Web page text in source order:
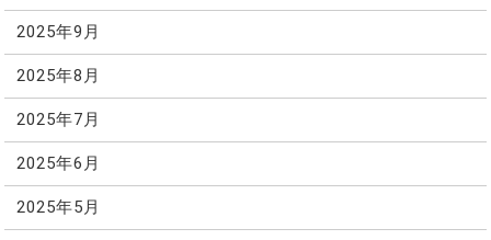
2025年9月
2025年8月
2025年7月
2025年6月
2025年5月